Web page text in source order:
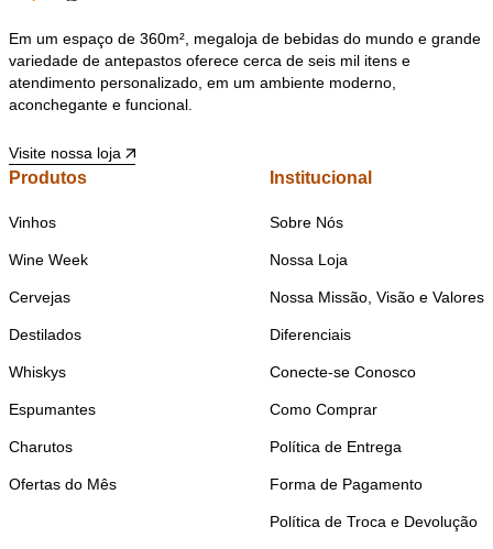
Em um espaço de 360m², megaloja de bebidas do mundo e grande
variedade de antepastos oferece cerca de seis mil itens e
atendimento personalizado, em um ambiente moderno,
aconchegante e funcional.
Visite nossa loja
Produtos
Vinhos
Wine Week
Cervejas
Destilados
Whiskys
Espumantes
Charutos
Ofertas do Mês
Institucional
Sobre Nós
Nossa Loja
Nossa Missão, Visão e Valores
Diferenciais
Conecte-se Conosco
Como Comprar
Política de Entrega
Forma de Pagamento
Política de Troca e Devolução